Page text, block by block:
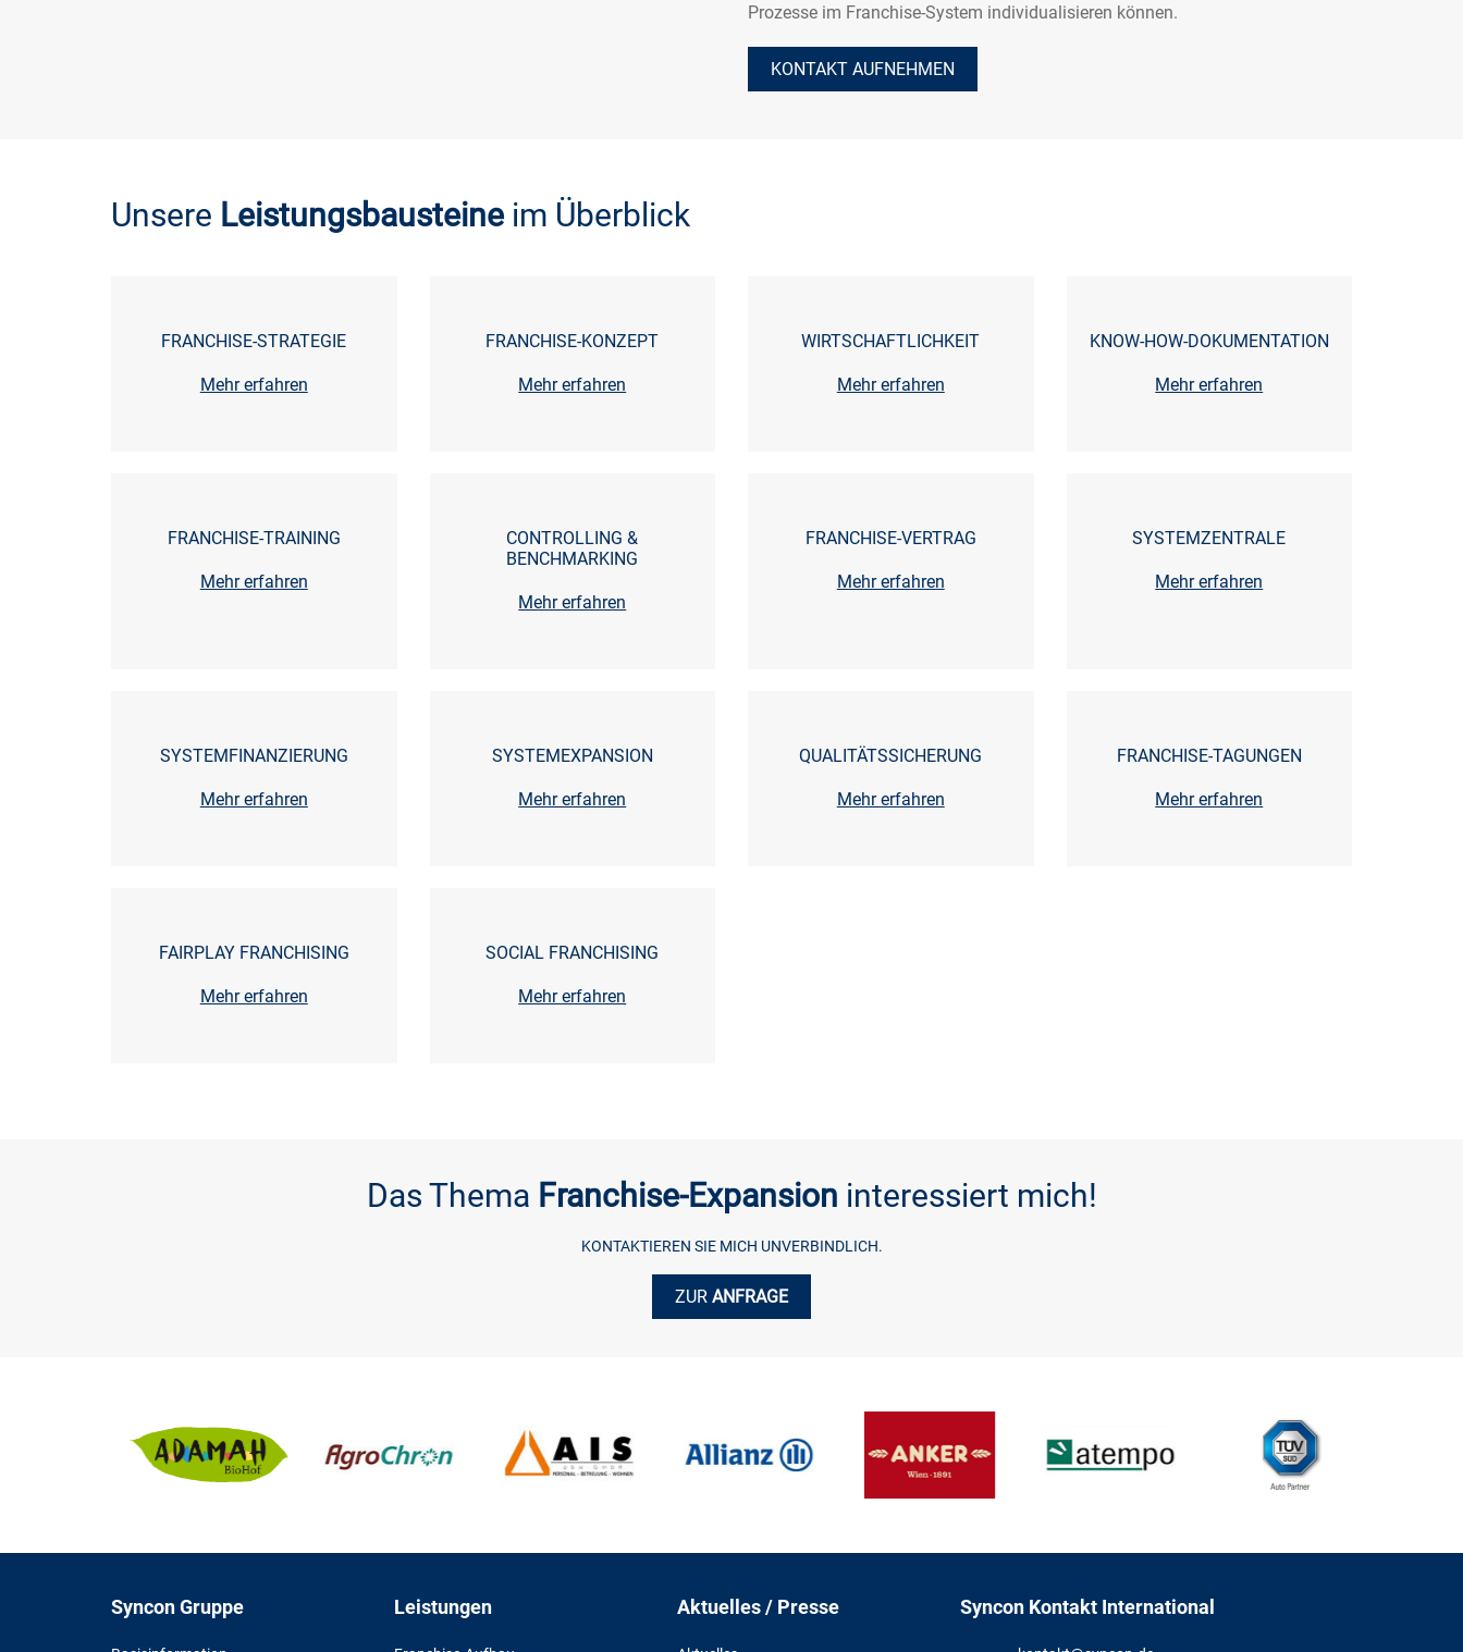
Prozesse im Franchise-System individualisieren können.
KONTAKT AUFNEHMEN
Unsere Leistungsbausteine im Überblick
FRANCHISE-STRATEGIE
Mehr erfahren
FRANCHISE-KONZEPT
Mehr erfahren
WIRTSCHAFTLICHKEIT
Mehr erfahren
KNOW-HOW-DOKUMENTATION
Mehr erfahren
FRANCHISE-TRAINING
Mehr erfahren
CONTROLLING &
BENCHMARKING
Mehr erfahren
FRANCHISE-VERTRAG
Mehr erfahren
SYSTEMZENTRALE
Mehr erfahren
SYSTEMFINANZIERUNG
Mehr erfahren
SYSTEMEXPANSION
Mehr erfahren
QUALITÄTSSICHERUNG
Mehr erfahren
FRANCHISE-TAGUNGEN
Mehr erfahren
FAIRPLAY FRANCHISING
Mehr erfahren
SOCIAL FRANCHISING
Mehr erfahren
Das Thema Franchise-Expansion interessiert mich!
KONTAKTIEREN SIE MICH UNVERBINDLICH.
ZUR ANFRAGE
Syncon Gruppe Leistungen Aktuelles / Presse Syncon Kontakt International